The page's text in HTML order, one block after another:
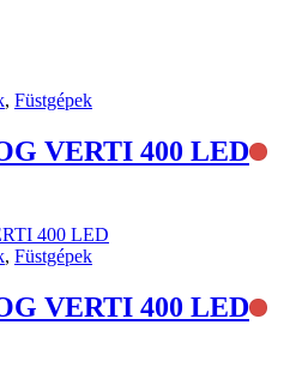
, Füstgépek
VERTI 400 LED
, Füstgépek
VERTI 400 LED